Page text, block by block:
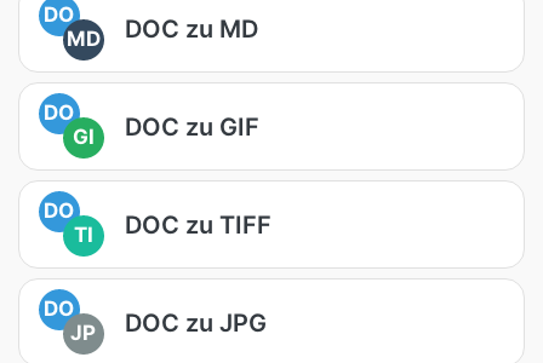
DO
MD
DOC zu MD
DO
GI
DOC zu GIF
DO
TI
DOC zu TIFF
DO
JP
DOC zu JPG